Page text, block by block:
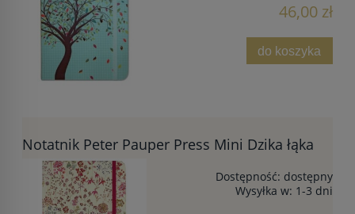
46,00 zł
do koszyka
Notatnik Peter Pauper Press Mini Dzika łąka
Dostępność: dostępny
Wysyłka w: 1-3 dni